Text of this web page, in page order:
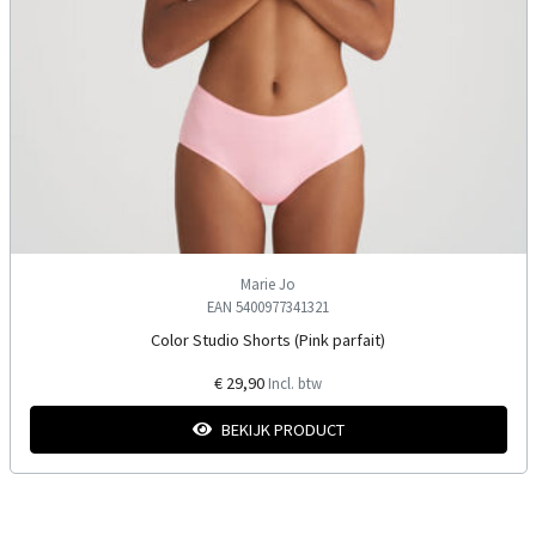
Marie Jo
EAN 5400977341321
Color Studio Shorts (Pink parfait)
€ 29,90 Incl. btw
BEKIJK PRODUCT